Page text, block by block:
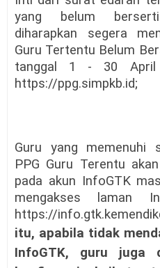
yang belum
diharapkan segera
Guru Tertentu Belum
tanggal 1 - 30 April
https://ppg.simpkb.id;
Guru yang memenuhi
PPG Guru Terentu
pada akun InfoGTK
mengakses laman
https://
itu, apabila tidak
InfoGTK, guru juga